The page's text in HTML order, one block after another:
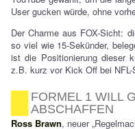
User gucken würde, ohne
Der Charme aus FOX-Sicht:
so viel wie 15-Sekünder,
ist die Positionierung dieser
z.B. kurz vor Kick Off bei NFL-
FORMEL 1 WILL
ABSCHAFFEN
Ross Brawn, neuer